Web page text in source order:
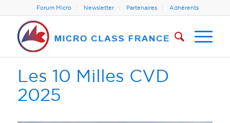
Forum Micro Newsletter Partenaires Adhérents
Les 10 Milles CVD
2025